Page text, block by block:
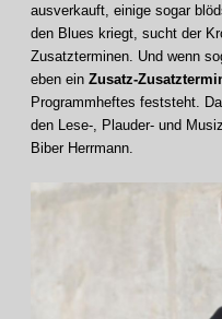
ausverkauft, einige sogar
den Blues kriegt, sucht der
Zusatzterminen. Und wenn
eben ein Zusatz-
Programmheftes feststeht.
den Lese-, Plauder- und
Biber Herrmann.